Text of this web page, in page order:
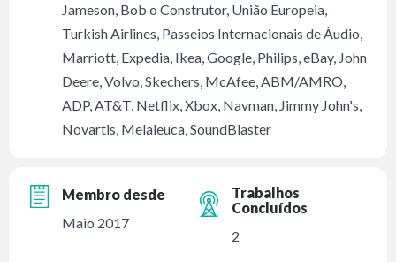
Jameson, Bob o Construtor, União Europeia,
Turkish Airlines, Passeios Internacionais de Áudio,
Marriott, Expedia, Ikea, Google, Philips, eBay, John
Deere, Volvo, Skechers, McAfee, ABM/AMRO,
ADP, AT&T, Netflix, Xbox, Navman, Jimmy John's,
Novartis, Melaleuca, SoundBlaster
Membro desde
Maio 2017
Trabalhos
Concluídos
2